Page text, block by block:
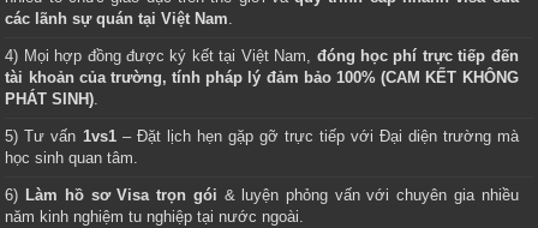
các lãnh sự quán tại Việt Nam.
4) Mọi hợp đồng được ký kết tại Việt Nam, đóng học phí trực tiếp đến
tài khoản của trường, tính pháp lý đảm bảo 100% (CAM KẾT KHÔNG
PHÁT SINH).
5) Tư vấn 1vs1– Đặt lịch hẹn gặp gỡ trực tiếp với Đại diện trường mà
học sinh quan tâm.
6) Làm hồ sơ Visa trọn gói & luyện phỏng vấn với chuyên gia nhiều
năm kinh nghiệm tu nghiệp tại nước ngoài.